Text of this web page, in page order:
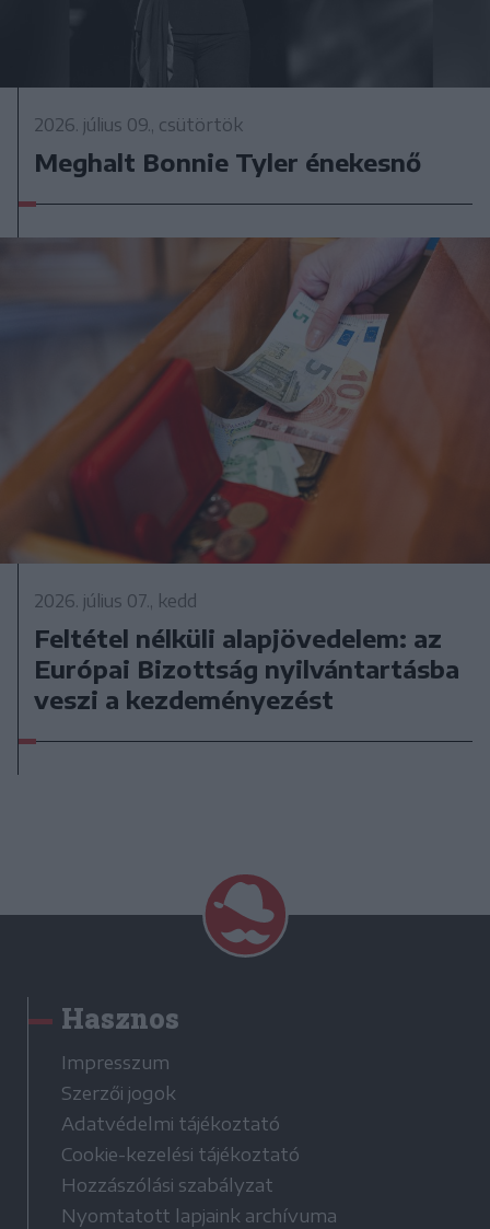
2026. július 09., csütörtök
Meghalt Bonnie Tyler énekesnő
2026. július 07., kedd
Feltétel nélküli alapjövedelem: az
Európai Bizottság nyilvántartásba
veszi a kezdeményezést
Hasznos
Impresszum
Szerzői jogok
Adatvédelmi tájékoztató
Cookie-kezelési tájékoztató
Hozzászólási szabályzat
Nyomtatott lapjaink archívuma